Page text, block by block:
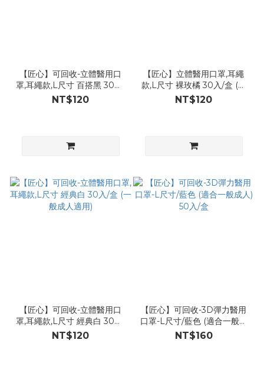
【匠心】可回收-立體醫用口
罩,耳繩款,L尺寸 百搭黑 30入/
盒 (一般成人適用)
NT$120
【匠心】立體醫用口罩,耳繩
款,L尺寸 裸玫橘 30入/盒 (一
般成人適用)
NT$120
【匠心】可回收-立體醫用口
罩,耳繩款,L尺寸 經典白 30入/
盒 (一般成人適用)
NT$120
【匠心】可回收-3D彈力醫用
口罩-L尺寸/藍色 (適合一般成
人) 50入/盒
NT$160